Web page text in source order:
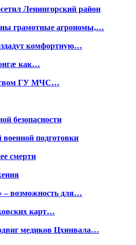
Ленингорский район
грамотные агрономы,…
комфортную…
как…
ГУ МЧС…
безопасности
военной подготовки
смерти
– возможность для…
карт…
медиков Цхинвала…